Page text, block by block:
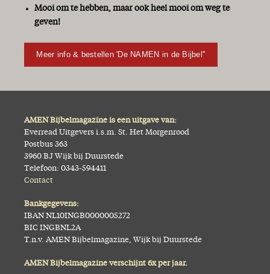
Mooi om te hebben, maar ook heel mooi om weg te
geven!
Meer info & bestellen 'De NAMEN in de Bijbel''
AMEN Bijbelmagazine is een uitgave van:
Everread Uitgevers i.s.m. St. Het Morgenrood
Postbus 363
3960 BJ Wijk bij Duurstede
Telefoon: 0343-594411
Contact
Bankgegevens:
IBAN NL10INGB0000005272
BIC INGBNL2A
T.n.v. AMEN Bijbelmagazine, Wijk bij Duurstede
AMEN Bijbelmagazine verschijnt 6x per jaar.